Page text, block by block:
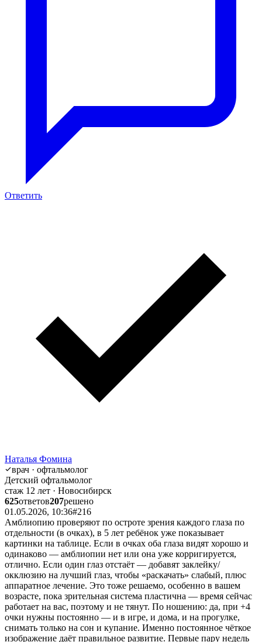
Ответить
Наталья Фомина
врач · офтальмолог
Детский офтальмолог
стаж 12 лет · Новосибирск
625ответов207решено
01.05.2026, 10:36#216
Амблиопию проверяют по остроте зрения каждого глаза по
отдельности (в очках), в 5 лет ребёнок уже показывает
картинки на таблице. Если в очках оба глаза видят хорошо и
одинаково — амблиопии нет или она уже корригируется,
отлично. Если один глаз отстаёт — добавят заклейку/
окклюзию на лучший глаз, чтобы «раскачать» слабый, плюс
аппаратное лечение. Это тоже решаемо, особенно в вашем
возрасте, пока зрительная система пластична — время сейчас
работает на вас, поэтому и не тянут. По ношению: да, при +4
очки нужны постоянно — и в игре, и дома, и на прогулке,
снимать только на сон и купание. Именно постоянное чёткое
изображение даёт правильное развитие. Первые пару недель